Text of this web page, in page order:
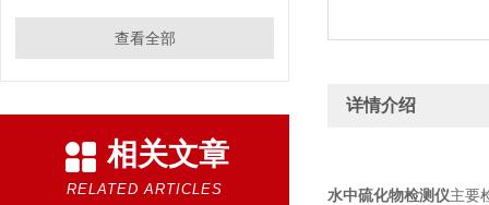
查看全部
相关文章
RELATED ARTICLES
详情介绍
水中硫化物检测仪主要